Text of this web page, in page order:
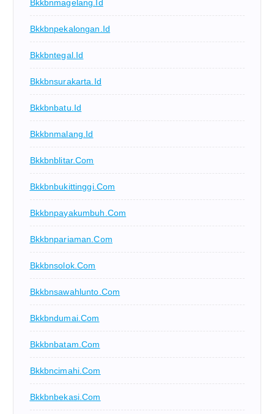
Bkkbnmagelang.id
Bkkbnpekalongan.id
Bkkbntegal.id
Bkkbnsurakarta.id
Bkkbnbatu.id
Bkkbnmalang.id
Bkkbnblitar.com
Bkkbnbukittinggi.com
Bkkbnpayakumbuh.com
Bkkbnpariaman.com
Bkkbnsolok.com
Bkkbnsawahlunto.com
Bkkbndumai.com
Bkkbnbatam.com
Bkkbncimahi.com
Bkkbnbekasi.com